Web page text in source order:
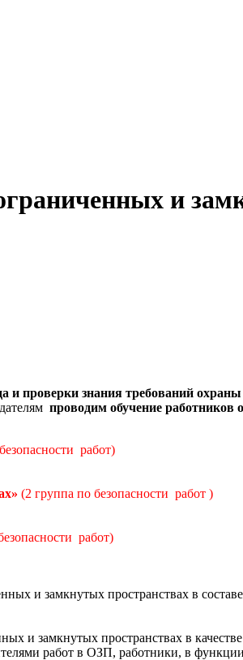
и
и проверки знания требований охраны
проводим обучение
работ)
» (2 группа по безопасности работ )
работ)
и замкнутых пространствах в
и замкнутых пространствах в
работ в ОЗП, работники, в